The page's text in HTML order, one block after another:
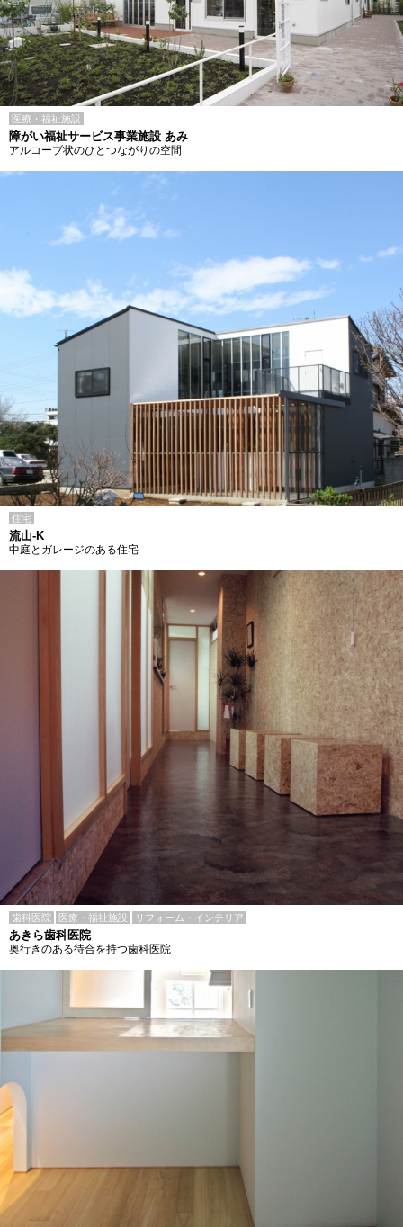
医療・福祉施設
障がい福祉サービス事業施設 あみ
アルコーブ状のひとつながりの空間
住宅
流山-K
中庭とガレージのある住宅
歯科医院 医療・福祉施設 リフォーム・インテリア
あきら歯科医院
奥行きのある待合を持つ歯科医院